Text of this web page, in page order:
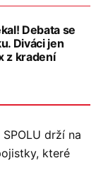
Debata se
Diváci jen
z kradení
drží na
které